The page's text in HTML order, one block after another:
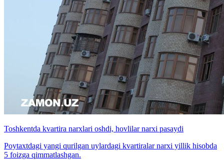
Toshkentda kvartira narxlari oshdi, hovlilar narxi pasaydi
Poytaxtdagi yangi qurilgan uylardagi kvartiralar narxi yillik hisobda
5 foizga qimmatlashgan.